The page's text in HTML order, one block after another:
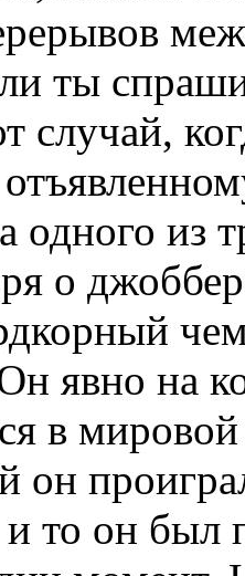
ты
случай,
одного из
о
явно на
в
он
и то он был